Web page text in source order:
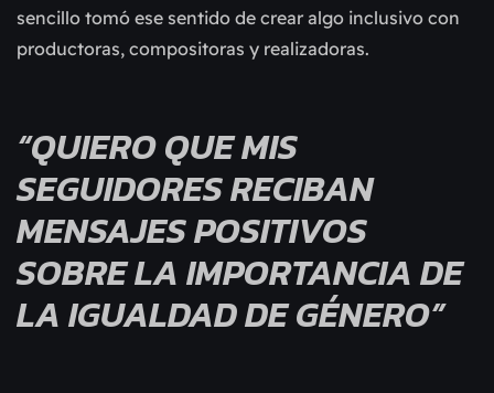
sencillo tomó ese sentido de crear algo inclusivo con
productoras, compositoras y realizadoras.
“QUIERO QUE MIS
SEGUIDORES RECIBAN
MENSAJES POSITIVOS
SOBRE LA IMPORTANCIA DE
LA IGUALDAD DE GÉNERO”